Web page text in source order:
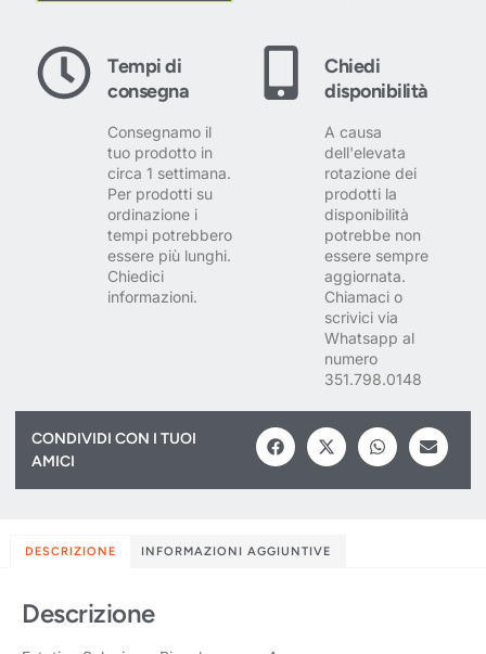
Tempi di
consegna
Consegnamo il
tuo prodotto in
circa 1 settimana.
Per prodotti su
ordinazione i
tempi potrebbero
essere più lunghi.
Chiedici
informazioni.
Chiedi
disponibilità
A causa
dell'elevata
rotazione dei
prodotti la
disponibilità
potrebbe non
essere sempre
aggiornata.
Chiamaci o
scrivici via
Whatsapp al
numero
351.798.0148
CONDIVIDI CON I TUOI
AMICI
DESCRIZIONE INFORMAZIONI AGGIUNTIVE
Descrizione